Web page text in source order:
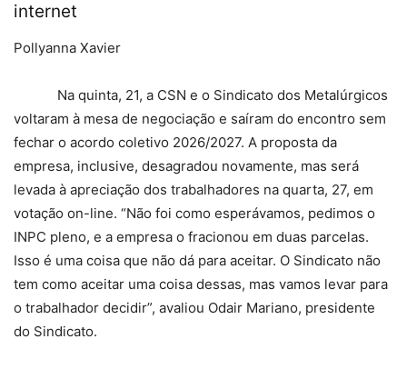
internet
Pollyanna Xavier
Na quinta, 21, a CSN e o Sindicato dos Metalúrgicos
voltaram à mesa de negociação e saíram do encontro sem
fechar o acordo coletivo 2026/2027. A proposta da
empresa, inclusive, desagradou novamente, mas será
levada à apreciação dos trabalhadores na quarta, 27, em
votação on-line. “Não foi como esperávamos, pedimos o
INPC pleno, e a empresa o fracionou em duas parcelas.
Isso é uma coisa que não dá para aceitar. O Sindicato não
tem como aceitar uma coisa dessas, mas vamos levar para
o trabalhador decidir”, avaliou Odair Mariano, presidente
do Sindicato.